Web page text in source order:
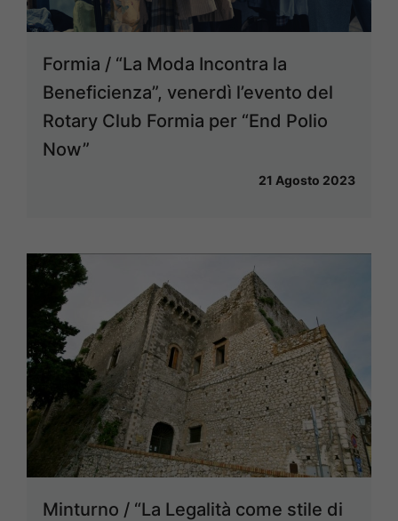
Formia / “La Moda Incontra la
Beneficienza”, venerdì l’evento del
Rotary Club Formia per “End Polio
Now”
21 Agosto 2023
Minturno / “La Legalità come stile di